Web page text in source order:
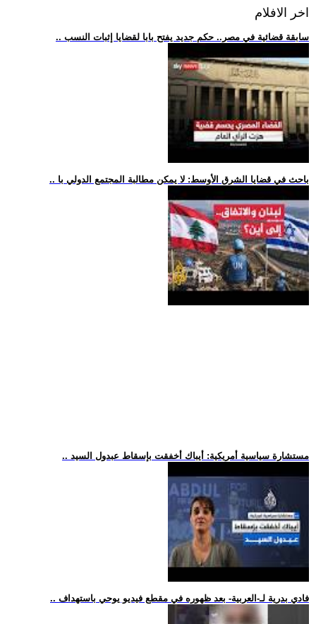
اخر الافلام
.. سابقة قضائية في مصر.. حكم جديد يفتح بابا لقضايا إثبات النسب
.. باحث في قضايا الشرق الأوسط: لا يمكن مطالبة المجتمع الدولي با
.. مستشارة سياسية أمريكية: أيباك أخفقت بإسقاط عبدول السيد
.. فادي بدرية لـ-العربية- بعد ظهوره في مقطع فيديو يوحي باستهداف